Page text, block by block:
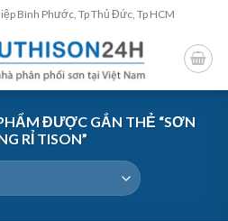
Bình Phước, Tp Thủ Đức, Tp HCM
ĐƯỢC GẮN THẺ “SƠN
RỈ TISON”